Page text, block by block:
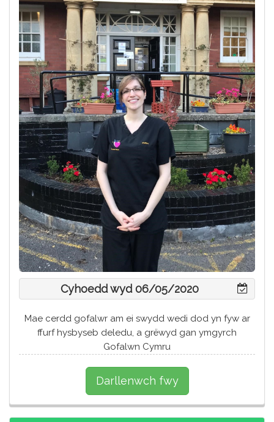
Cyhoedd wyd 06/05/2020
Mae cerdd gofalwr am ei swydd wedi dod yn fyw ar
ffurf hysbyseb deledu, a grëwyd gan ymgyrch
Gofalwn Cymru
Darllenwch fwy